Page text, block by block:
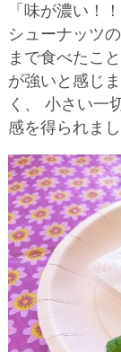
「味が濃い！
シューナッツ
まで食べたこ
が強いと感じ
く、 小さい一
感を得られまし